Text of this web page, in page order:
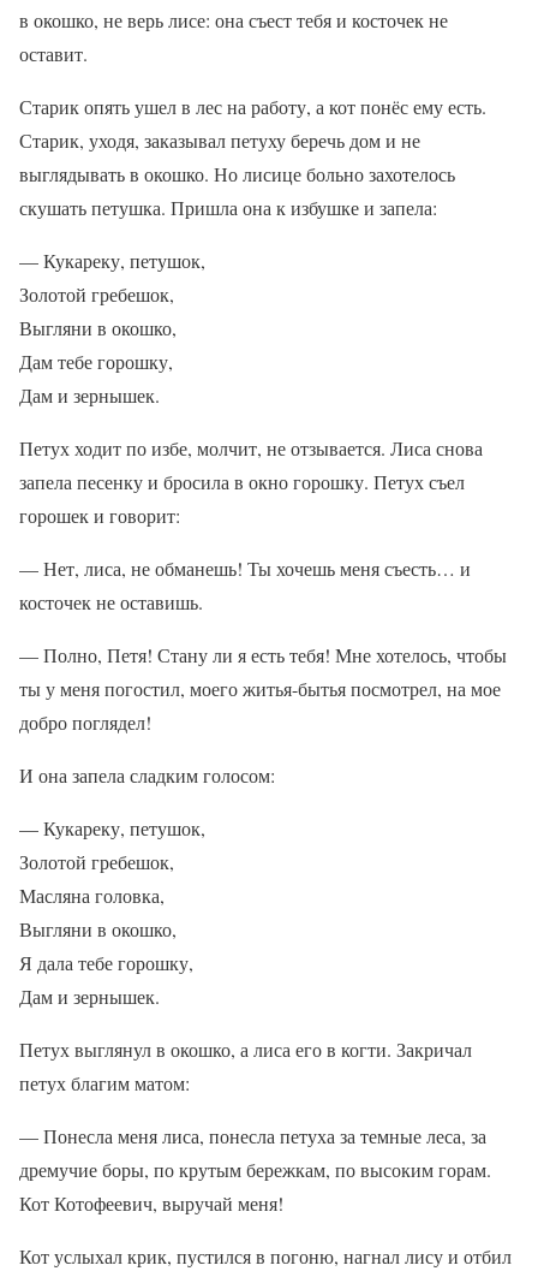
в окошко, не верь лисе: она съест тебя и косточек не
оставит.
Старик опять ушел в лес на работу, а кот понёс ему есть.
Старик, уходя, заказывал петуху беречь дом и не
выглядывать в окошко. Но лисице больно захотелось
скушать петушка. Пришла она к избушке и запела:
— Кукареку, петушок,
Золотой гребешок,
Выгляни в окошко,
Дам тебе горошку,
Дам и зернышек.
Петух ходит по избе, молчит, не отзывается. Лиса снова
запела песенку и бросила в окно горошку. Петух съел
горошек и говорит:
— Нет, лиса, не обманешь! Ты хочешь меня съесть… и
косточек не оставишь.
— Полно, Петя! Стану ли я есть тебя! Мне хотелось, чтобы
ты у меня погостил, моего житья-бытья посмотрел, на мое
добро поглядел!
И она запела сладким голосом:
— Кукареку, петушок,
Золотой гребешок,
Масляна головка,
Выгляни в окошко,
Я дала тебе горошку,
Дам и зернышек.
Петух выглянул в окошко, а лиса его в когти. Закричал
петух благим матом:
— Понесла меня лиса, понесла петуха за темные леса, за
дремучие боры, по крутым бережкам, по высоким горам.
Кот Котофеевич, выручай меня!
Кот услыхал крик, пустился в погоню, нагнал лису и отбил